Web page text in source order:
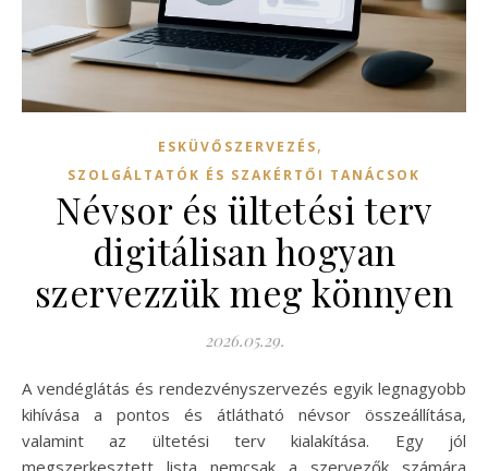
ESKÜVŐSZERVEZÉS,
SZOLGÁLTATÓK ÉS SZAKÉRTŐI TANÁCSOK
Névsor és ültetési terv
digitálisan hogyan
szervezzük meg könnyen
2026.05.29.
A vendéglátás és rendezvényszervezés egyik legnagyobb
kihívása a pontos és átlátható névsor összeállítása,
valamint az ültetési terv kialakítása. Egy jól
megszerkesztett lista nemcsak a szervezők számára